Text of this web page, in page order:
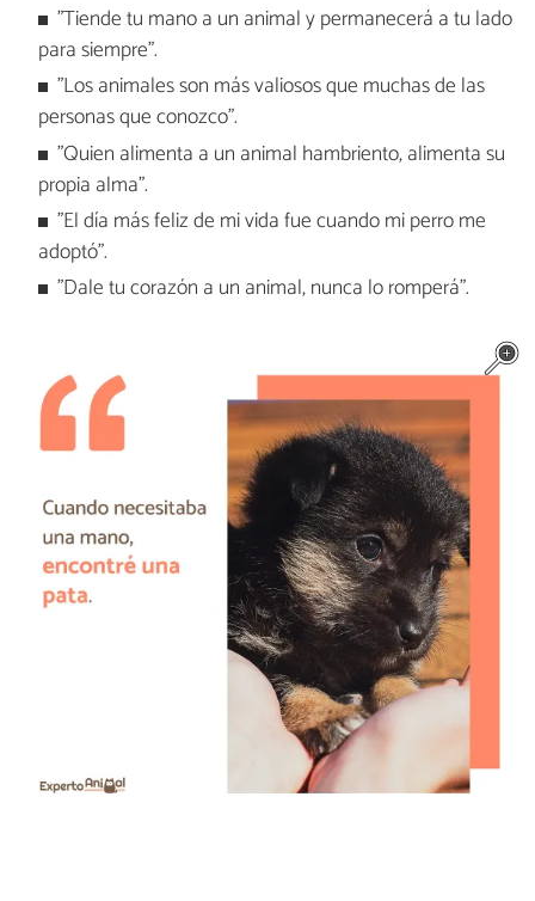
"Tiende tu mano a un animal y permanecerá a tu lado
para siempre".
"Los animales son más valiosos que muchas de las
personas que conozco".
"Quien alimenta a un animal hambriento, alimenta su
propia alma".
"El día más feliz de mi vida fue cuando mi perro me
adoptó".
"Dale tu corazón a un animal, nunca lo romperá".